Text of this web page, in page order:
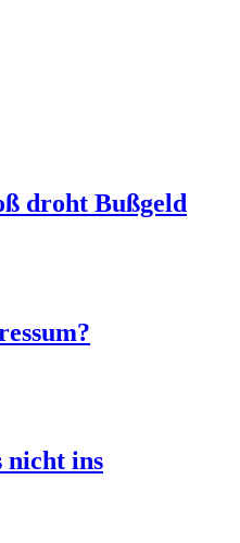
droht Bußgeld
nicht ins